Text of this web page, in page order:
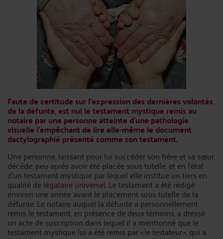
Faute de certitude sur l’expression des dernières volontés
de la défunte, est nul le testament mystique remis au
notaire par une personne atteinte d’une pathologie
visuelle l’empêchant de lire elle-même le document
dactylographié présenté comme son testament.
Une personne, laissant pour lui succéder son frère et sa sœur,
décède, peu après avoir été placée sous tutelle, et en l’état
d’un testament mystique par lequel elle institue un tiers en
qualité delégataire universel. Le testament a été rédigé
environ une année avant le placement sous tutelle de la
défunte. Le notaire auquel la défunte a personnellement
remis le testament, en présence de deux témoins, a dressé
un acte de suscription dans lequel il a mentionné que le
testament mystique lui a été remis par « le testateur », qui a